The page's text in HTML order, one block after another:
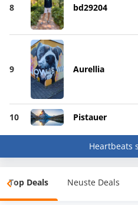
8 bd29204
9 Aurellia
10 Pistauer
Heartbeats
Top Deals Neuste Deals